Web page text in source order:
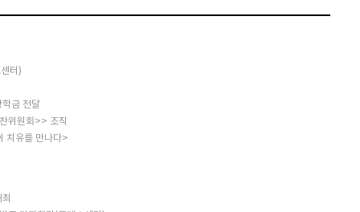
터)
학금 전달
위원회>> 조직
치유를 만나다>